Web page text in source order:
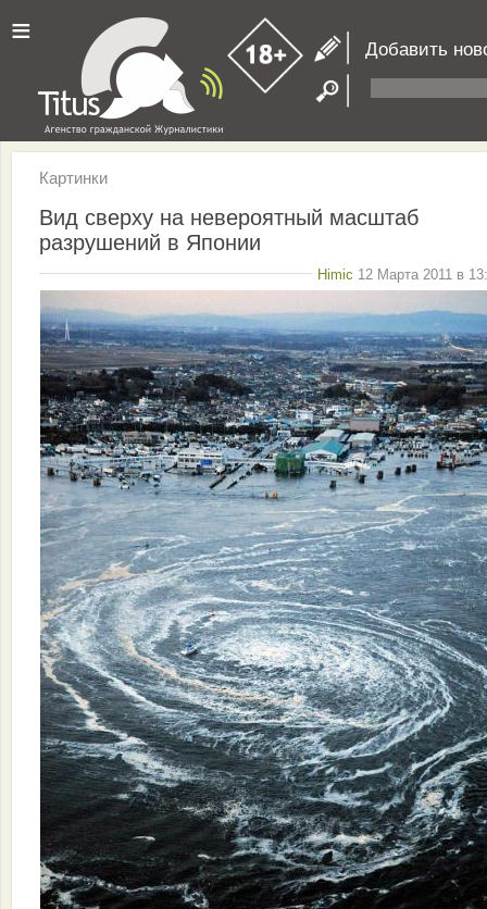
≡ Добавить
Картинки
Вид сверху на невероятный масштаб
разрушений в Японии
Himic 12 Марта 2011 в